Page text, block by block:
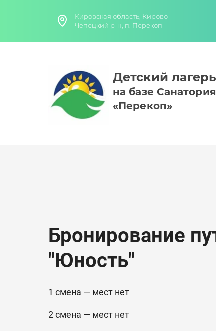
Кировская область, Кирово-
Чепецкий р-н, п. Перекоп
Детский
на базе
«Перекоп»
Юность
Бронирование
"Юность"
1 смена — мест нет
2 смена — мест нет